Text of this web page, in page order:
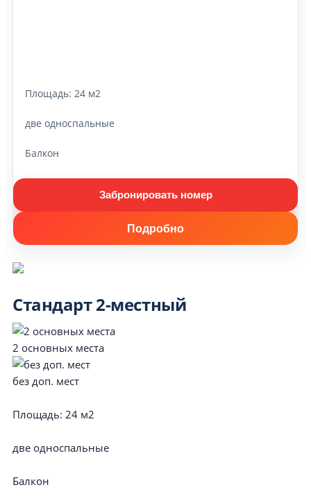
Площадь: 24 м2
две односпальные
Балкон
Забронировать номер
Подробно
Стандарт 2-местный
2 основных места
без доп. мест
Площадь: 24 м2
две односпальные
Балкон